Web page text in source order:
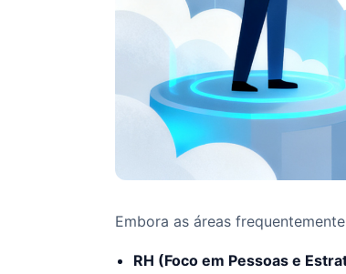
Embora as áreas
RH (Foco em Pessoas e